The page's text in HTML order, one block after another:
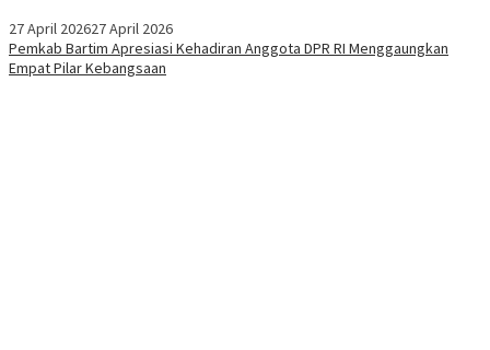
27 April 202627 April 2026
Pemkab Bartim Apresiasi Kehadiran Anggota DPR RI Menggaungkan
Empat Pilar Kebangsaan